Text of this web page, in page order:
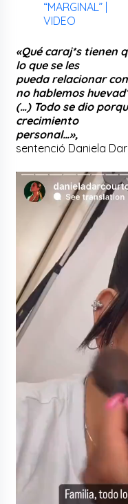
“MARGINAL” |
VIDEO
«Qué caraj*s tienen
lo que se les
pueda relacionar
no hablemos
(…) Todo se dio
crecimiento
personal…»,
sentenció Daniela